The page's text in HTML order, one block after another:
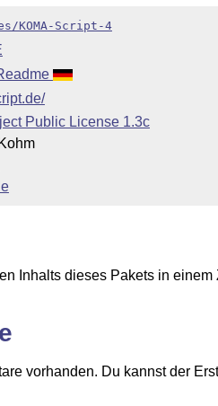
KOMA-Script-4
Public License 1.3c
Inhalts dieses Pakets in einem
vorhanden. Du kannst der